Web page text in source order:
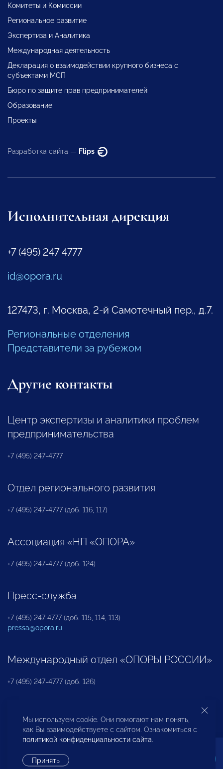
Комитеты и Комиссии
Региональное развитие
Экспертиза и Аналитика
Международная деятельность
Декларация о взаимодействии крупного бизнеса с
субъектами МСП
Бюро по защите прав предпринимателей
Образование
Проекты
Разработка сайта — Flips
Исполнительная дирекция
+7 (495) 247 4777
id@opora.ru
127473, г. Москва, 2-й Самотечный пер., д.7.
Региональные отделения
Представители за рубежом
Другие контакты
Центр экспертизы и аналитики проблем
предпринимательства
+7 (495) 247-4777
Отдел регионального развития
+7 (495) 247-4777 (доб. 116, 117)
Ассоциация «НП «ОПОРА»
+7 (495) 247-4777 (доб. 124)
Пресс-служба
+7 (495) 247 4777 (доб. 115, 114, 113)
pressa@opora.ru
Международный отдел «ОПОРЫ РОССИИ»
+7 (495) 247-4777 (доб. 126)
Бюро по защите прав предпринимателей и
инвесторов
Мы используем cookie. Они помогают нам понять,
как Вы взаимодействуете с сайтом. Ознакомиться с
политикой конфиденциальности сайта.
Принять